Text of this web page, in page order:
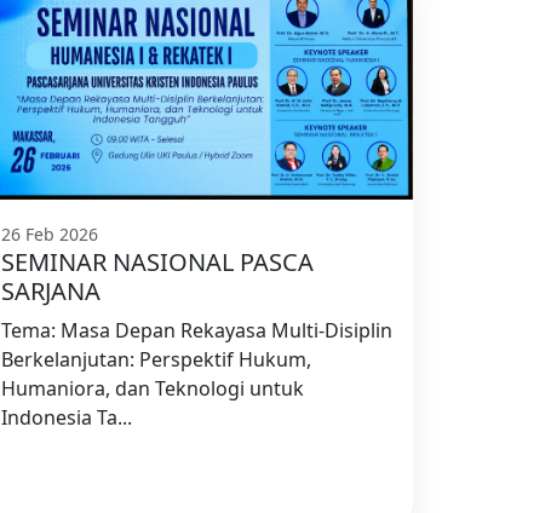
26 Feb 2026
SEMINAR NASIONAL PASCA
SARJANA
Tema: Masa Depan Rekayasa Multi-Disiplin
Berkelanjutan: Perspektif Hukum,
Humaniora, dan Teknologi untuk
Indonesia Ta...